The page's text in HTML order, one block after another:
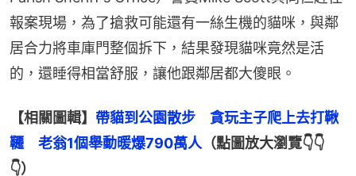
報案現場，為了搶救可能還有一絲生機的貓咪，與鄰
居合力將車庫門整個拆下，結果發現貓咪竟然是活
的，還睡得相當舒服，讓他跟鄰居都大傻眼。
【相關圖輯】 帶貓到公園散步　貪玩主子爬上去打鞦
韆　老翁1個舉動暖爆790萬人（點圖放大瀏覽👇👇
👇）